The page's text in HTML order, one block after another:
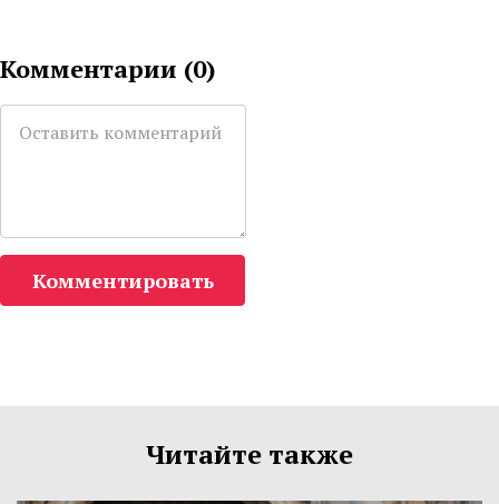
Комментарии (0)
Комментировать
Читайте также